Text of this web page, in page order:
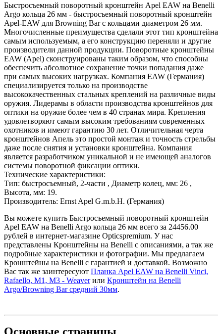
Быстросъемный поворотный кронштейн Apel EAW на Benelli
Argo кольца 26 мм - быстросъемный поворотный кронштейн
Apel-EAW для Browning Bar с кольцами диаметром 26 мм.
Многочисленные преимущества сделали этот тип кронштейна
самым используемым, а его конструкцию переняли и другие
производители данной продукции. Поворотные кронштейны
EAW (Apel) сконструированы таким образом, что способны
обеспечить абсолютное сохранение точки попадания даже
при самых высоких нагрузках. Компания EAW (Германия)
специализируется только на производстве
высококачественных стальных креплений на различные виды
оружия. Лидерамы в области производства кронштейнов для
оптики на оружие более чем в 40 странах мира. Крепления
удовлетворяют самым высоким требованиям современных
охотников и имеют гарантию 30 лет. Отличительная черта
кронштейнов Апель это простой монтаж и точность стрельбы
даже после снятия и установки кронштейна. Компания
является разработчиком уникальной и не имеющей аналогов
системы поворотной фиксации оптики.
Технические характеристики:
Тип: быстросъемный, 2-части , Диаметр колец, мм: 26 ,
Высота, мм: 19.
Производитель: Ernst Apel G.m.b.H. (Германия)
Вы можете купить Быстросъемный поворотный кронштейн
Apel EAW на Benelli Argo кольца 26 мм всего за 24456.00
рублей в интернет-магазине Opticspremium. У нас
представлены Кронштейны на Benelli с описаниями, а так же
подробные характеристики и фотографии. Мы предлагаем
Кронштейны на Benelli с гарантией и доставкой. Возможно
Вас так же заинтересуют Планка Apel EAW на Benelli Vinci,
Rafaello, M1, M3 - Weaverили Кронштейн на Benelli
Argo/Browning Bar средний 30мм.